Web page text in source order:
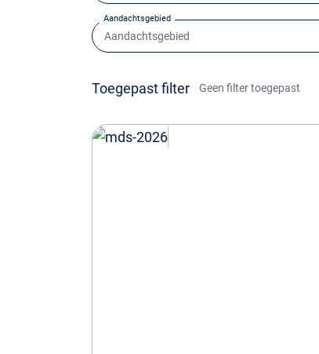
Aandachtsgebied
Toegepast filter Geen filter toegepast